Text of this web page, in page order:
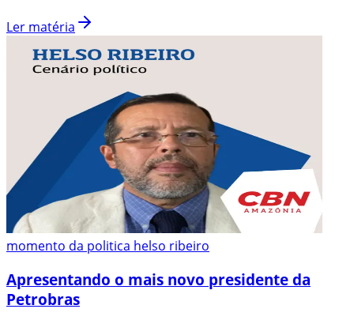
Ler matéria
momento da politica helso ribeiro
Apresentando o mais novo presidente da
Petrobras